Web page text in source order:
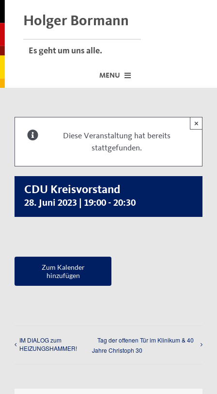
Holger Bormann
Es geht um uns alle.
MENU
Dafür stehe ich
Termine vor Ort
Neuigkeiten
Der Bormann-Bulli
Datenschutzerklärung
Diese Veranstaltung hat bereits
stattgefunden.
×
CDU Kreisvorstand
28. Juni 2023 | 19:00 - 20:30
Zum Kalender
hinzufügen
IM DIALOG zum
HEIZUNGSHAMMER!
Tag der offenen Tür im Klinikum & 40
Jahre Christoph 30